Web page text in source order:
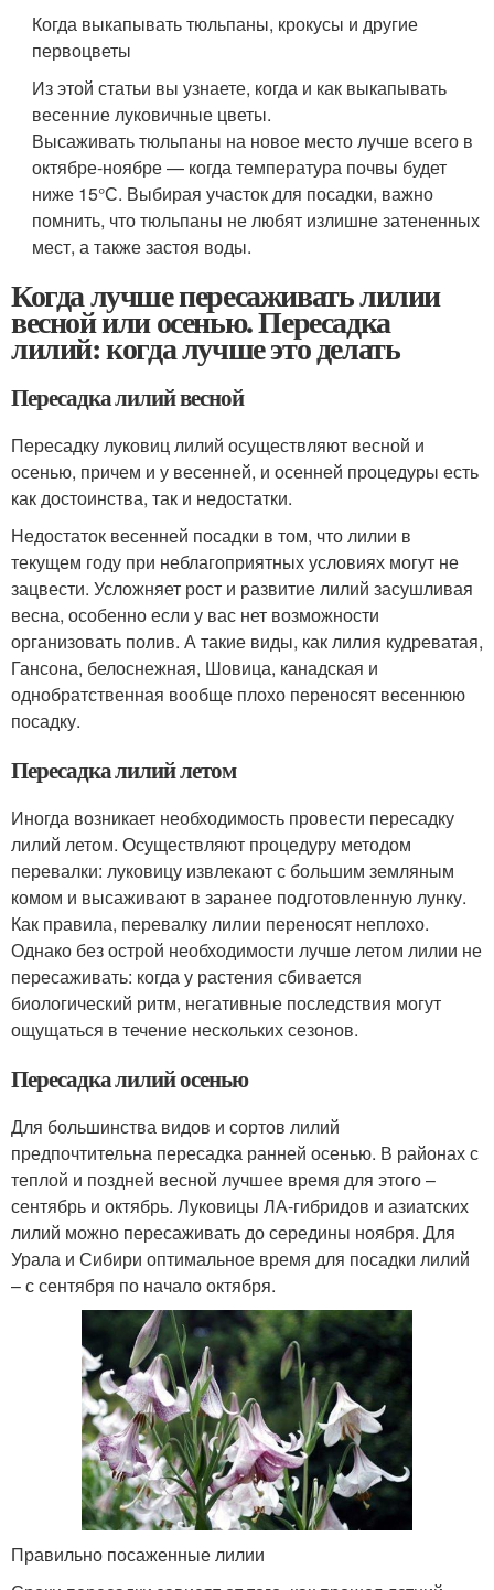
Когда выкапывать тюльпаны, крокусы и другие
первоцветы
Из этой статьи вы узнаете, когда и как выкапывать
весенние луковичные цветы.
Высаживать тюльпаны на новое место лучше всего в
октябре-ноябре — когда температура почвы будет
ниже 15°С. Выбирая участок для посадки, важно
помнить, что тюльпаны не любят излишне затененных
мест, а также застоя воды.
Когда лучше пересаживать лилии
весной или осенью. Пересадка
лилий: когда лучше это делать
Пересадка лилий весной
Пересадку луковиц лилий осуществляют весной и
осенью, причем и у весенней, и осенней процедуры есть
как достоинства, так и недостатки.
Недостаток весенней посадки в том, что лилии в
текущем году при неблагоприятных условиях могут не
зацвести. Усложняет рост и развитие лилий засушливая
весна, особенно если у вас нет возможности
организовать полив. А такие виды, как лилия кудреватая,
Гансона, белоснежная, Шовица, канадская и
однобратственная вообще плохо переносят весеннюю
посадку.
Пересадка лилий летом
Иногда возникает необходимость провести пересадку
лилий летом. Осуществляют процедуру методом
перевалки: луковицу извлекают с большим земляным
комом и высаживают в заранее подготовленную лунку.
Как правила, перевалку лилии переносят неплохо.
Однако без острой необходимости лучше летом лилии не
пересаживать: когда у растения сбивается
биологический ритм, негативные последствия могут
ощущаться в течение нескольких сезонов.
Пересадка лилий осенью
Для большинства видов и сортов лилий
предпочтительна пересадка ранней осенью. В районах с
теплой и поздней весной лучшее время для этого –
сентябрь и октябрь. Луковицы ЛА-гибридов и азиатских
лилий можно пересаживать до середины ноября. Для
Урала и Сибири оптимальное время для посадки лилий
– с сентября по начало октября.
Правильно посаженные лилии